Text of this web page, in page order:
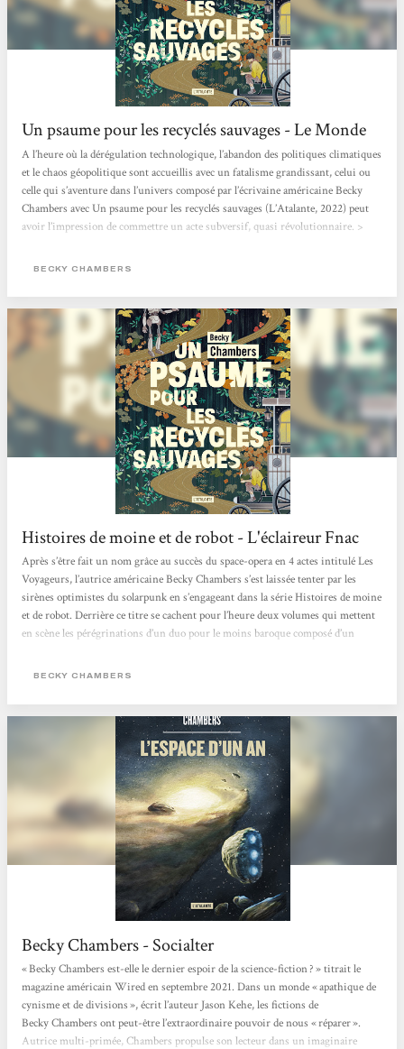
Un psaume pour les recyclés sauvages - Le Monde
A l’heure où la dérégulation technologique, l’abandon des politiques climatiques
et le chaos géopolitique sont accueillis avec un fatalisme grandissant, celui ou
celle qui s’aventure dans l’univers composé par l’écrivaine américaine Becky
Chambers avec Un psaume pour les recyclés sauvages (L’Atalante, 2022) peut
avoir l’impression de commettre un acte subversif, quasi révolutionnaire. >
BECKY CHAMBERS
Histoires de moine et de robot - L'éclaireur Fnac
Après s’être fait un nom grâce au succès du space-opera en 4 actes intitulé Les
Voyageurs, l’autrice américaine Becky Chambers s’est laissée tenter par les
sirènes optimistes du solarpunk en s’engageant dans la série Histoires de moine
et de robot. Derrière ce titre se cachent pour l’heure deux volumes qui mettent
en scène les pérégrinations d’un duo pour le moins baroque composé d’un
technologie et la nature coexistent enfin pacifiquement. Après...
BECKY CHAMBERS
Becky Chambers - Socialter
« Becky Chambers est-elle le dernier espoir de la science-fiction ? » titrait le
magazine américain Wired en septembre 2021. Dans un monde « apathique de
cynisme et de divisions », écrit l’auteur Jason Kehe, les fictions de
Becky Chambers ont peut-être l’extraordinaire pouvoir de nous « réparer ».
Autrice multi-primée, Chambers propulse son lecteur dans un imaginaire